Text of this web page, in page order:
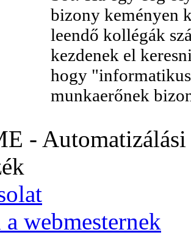
bizony keményen
leendő kollégák
kezdenek el
hogy
munkaerőnek
-
webmesternek